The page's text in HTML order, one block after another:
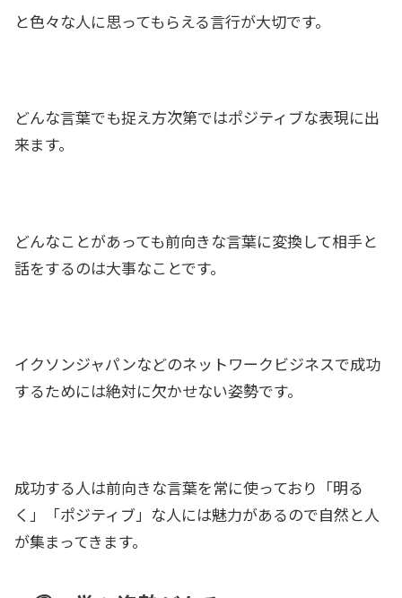
と色々な人に思ってもらえる言行が大切です。
どんな言葉でも捉え方次第ではポジティブな表現に出
来ます。
どんなことがあっても前向きな言葉に変換して相手と
話をするのは大事なことです。
イクソンジャパンなどのネットワークビジネスで成功
するためには絶対に欠かせない姿勢です。
成功する人は前向きな言葉を常に使っており「明る
く」「ポジティブ」な人には魅力があるので自然と人
が集まってきます。